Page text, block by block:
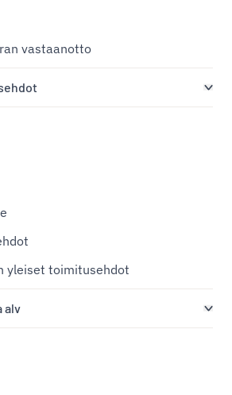
vastaanotto
yleiset toimitusehdot
alv